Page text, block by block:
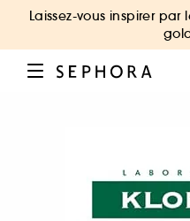
Laissez-vous inspirer